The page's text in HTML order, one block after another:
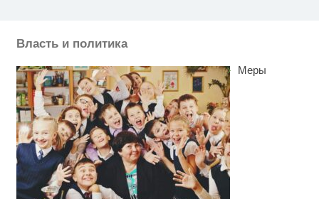
Власть и политика
Меры